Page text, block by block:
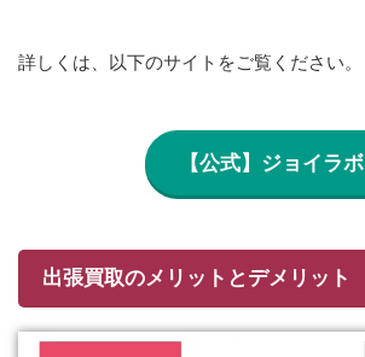
詳しくは、以下のサイトをご覧ください。
【公式】ジョイラボ
出張買取のメリットとデメリット